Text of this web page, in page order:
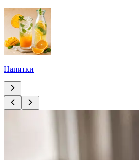
Напитки